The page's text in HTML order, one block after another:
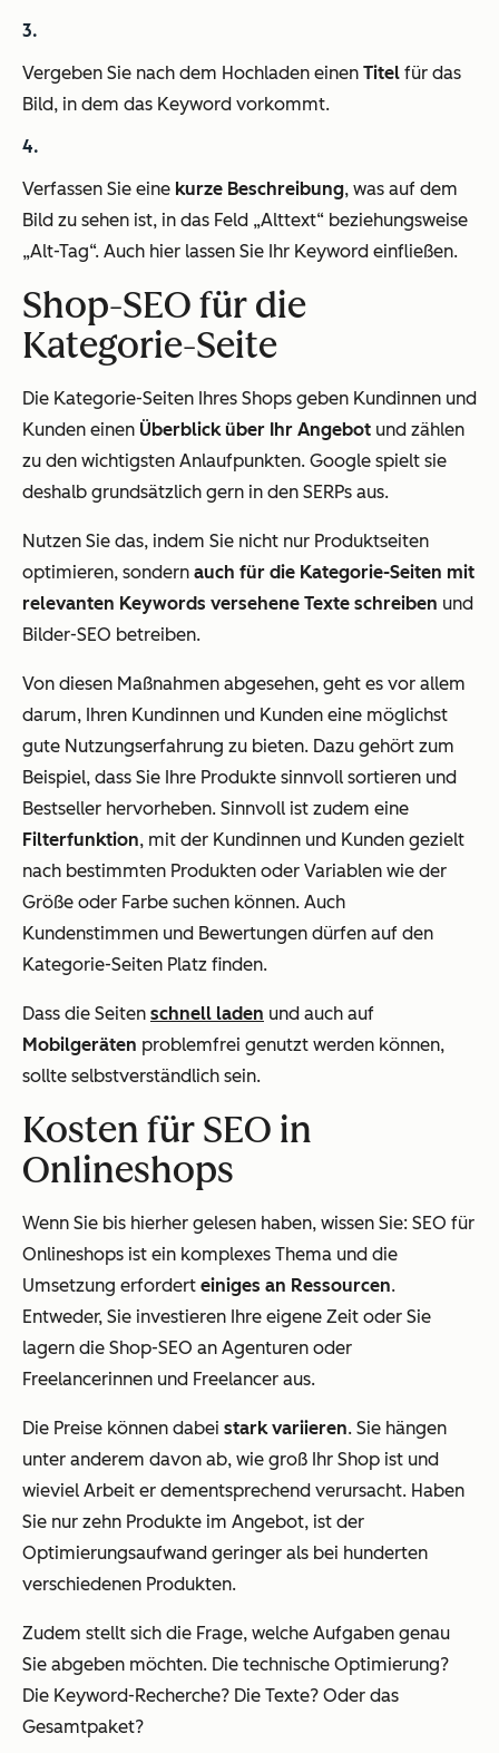
Vergeben Sie nach dem Hochladen einen Titel für das
Bild, in dem das Keyword vorkommt.
Verfassen Sie eine kurze Beschreibung, was auf dem
Bild zu sehen ist, in das Feld „Alttext“ beziehungsweise
„Alt-Tag“. Auch hier lassen Sie Ihr Keyword einfließen.
Shop-SEO für die
Kategorie-Seite
Die Kategorie-Seiten Ihres Shops geben Kundinnen und
Kunden einen Überblick über Ihr Angebot und zählen
zu den wichtigsten Anlaufpunkten. Google spielt sie
deshalb grundsätzlich gern in den SERPs aus.
Nutzen Sie das, indem Sie nicht nur Produktseiten
optimieren, sondern auch für die Kategorie-Seiten mit
relevanten Keywords versehene Texte schreiben und
Bilder-SEO betreiben.
Von diesen Maßnahmen abgesehen, geht es vor allem
darum, Ihren Kundinnen und Kunden eine möglichst
gute Nutzungserfahrung zu bieten. Dazu gehört zum
Beispiel, dass Sie Ihre Produkte sinnvoll sortieren und
Bestseller hervorheben. Sinnvoll ist zudem eine
Filterfunktion, mit der Kundinnen und Kunden gezielt
nach bestimmten Produkten oder Variablen wie der
Größe oder Farbe suchen können. Auch
Kundenstimmen und Bewertungen dürfen auf den
Kategorie-Seiten Platz finden.
Dass die Seiten schnell laden und auch auf
Mobilgeräten problemfrei genutzt werden können,
sollte selbstverständlich sein.
Kosten für SEO in
Onlineshops
Wenn Sie bis hierher gelesen haben, wissen Sie: SEO für
Onlineshops ist ein komplexes Thema und die
Umsetzung erfordert einiges an Ressourcen.
Entweder, Sie investieren Ihre eigene Zeit oder Sie
lagern die Shop-SEO an Agenturen oder
Freelancerinnen und Freelancer aus.
Die Preise können dabei stark variieren. Sie hängen
unter anderem davon ab, wie groß Ihr Shop ist und
wieviel Arbeit er dementsprechend verursacht. Haben
Sie nur zehn Produkte im Angebot, ist der
Optimierungsaufwand geringer als bei hunderten
verschiedenen Produkten.
Zudem stellt sich die Frage, welche Aufgaben genau
Sie abgeben möchten. Die technische Optimierung?
Die Keyword-Recherche? Die Texte? Oder das
Gesamtpaket?